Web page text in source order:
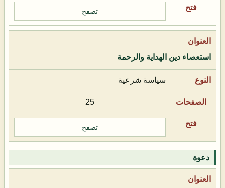
تصفح
استعصاء دين الهداية والرحمة
سياسة شرعية
25
تصفح
دعوة